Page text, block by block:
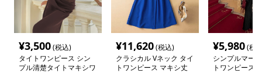
¥3,500(税込)
タイトワンピース シン
プル清楚タイトマキシワ
¥11,620(税込)
クラシカル Vネック タイ
トワンピース マキシ丈
¥5,980(税
シンプルマー
トワンピース